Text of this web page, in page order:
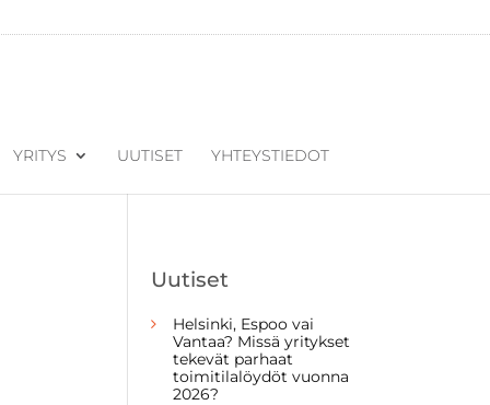
YRITYS UUTISET YHTEYSTIEDOT
Uutiset
Helsinki, Espoo vai
Vantaa? Missä yritykset
tekevät parhaat
toimitilalöydöt vuonna
2026?